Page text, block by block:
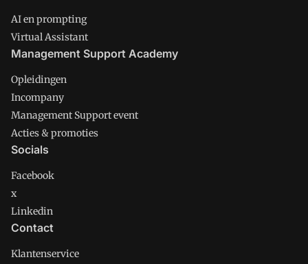
AI en prompting
Virtual Assistant
Management Support Academy
Opleidingen
Incompany
Management Support event
Acties & promoties
Socials
Facebook
x
Linkedin
Contact
Klantenservice